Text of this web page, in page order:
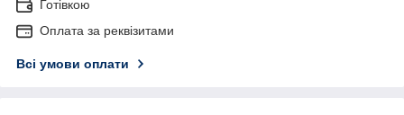
Готівкою
Оплата за реквізитами
Всі умови оплати